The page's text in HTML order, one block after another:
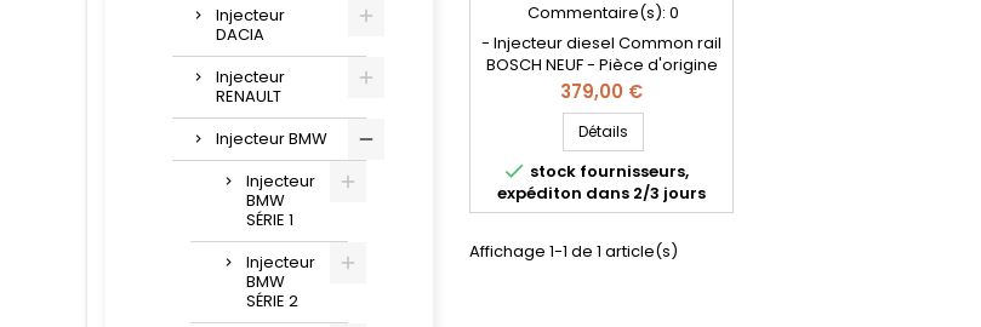
Injecteur
DACIA
Injecteur
RENAULT
Injecteur BMW
Injecteur
BMW
SÉRIE 1
Injecteur
BMW
SÉRIE 2
Commentaire(s): 0
- Injecteur diesel Common rail
BOSCH NEUF - Pièce d'origine
- Référence compatible:
0445110818 , 0 445 110 818 , 13 53
8 579 234 , 13538579234 -
Pour motorisation BMW Pièce
d'origine
Prix
379,00 €
Détails
 stock fournisseurs,
expéditon dans 2/3 jours
Affichage 1-1 de 1 article(s)